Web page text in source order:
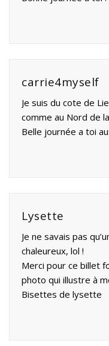
carrie4myself
Je suis du cote de
comme au Nord de
Belle journée a toi
Lysette
Je ne savais pas
chaleureux, lol !
Merci pour ce billet
photo qui illustre à
Bisettes de lysette